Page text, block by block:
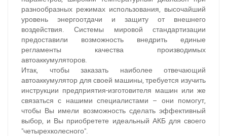
разнообразных режимах использования, высочайший
уровень энергоотдачи и защиту от внешнего
воздействия. Системы мировой стандартизации
предоставили возможность внедрить единые
регламенты качества производимых
автоаккумуляторов.
Итак, чтобы заказать наиболее отвечающий
автоаккумулятор для своей машины, требуется изучить
инструкции предприятия-изготовителя машин или же
связаться с нашими специалистами – они помогут,
чтобы Вы имели возможность сделать эффективный
выбор, и Вы приобретете идеальный АКБ для своего
"четырехколесного".
За відсутності звязку - дзвоніть, пишіть у Viber / Telegram
(093) 600-51-11